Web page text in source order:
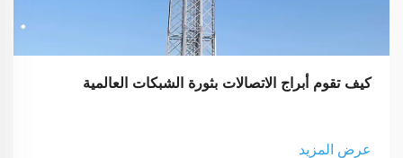
كيف تقوم أبراج الاتصالات بثورة الشبكات العالمية
عرض المزيد